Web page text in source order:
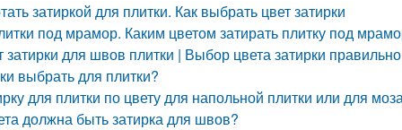
затиркой для плитки. Как выбрать цвет затирки
под мрамор. Каким цветом затирать плитку под
затирки для швов плитки | Выбор цвета затирки
выбрать для плитки?
для плитки по цвету для напольной плитки или для
должна быть затирка для швов?